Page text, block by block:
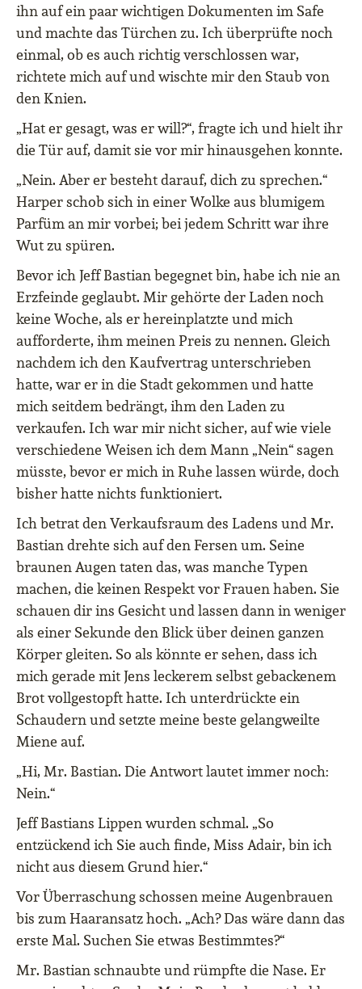
ihn auf ein paar wichtigen Dokumenten im Safe
und machte das Türchen zu. Ich überprüfte noch
einmal, ob es auch richtig verschlossen war,
richtete mich auf und wischte mir den Staub von
den Knien.
„Hat er gesagt, was er will?“, fragte ich und hielt ihr
die Tür auf, damit sie vor mir hinausgehen konnte.
„Nein. Aber er besteht darauf, dich zu sprechen.“
Harper schob sich in einer Wolke aus blumigem
Parfüm an mir vorbei; bei jedem Schritt war ihre
Wut zu spüren.
Bevor ich Jeff Bastian begegnet bin, habe ich nie an
Erzfeinde geglaubt. Mir gehörte der Laden noch
keine Woche, als er hereinplatzte und mich
aufforderte, ihm meinen Preis zu nennen. Gleich
nachdem ich den Kaufvertrag unterschrieben
hatte, war er in die Stadt gekommen und hatte
mich seitdem bedrängt, ihm den Laden zu
verkaufen. Ich war mir nicht sicher, auf wie viele
verschiedene Weisen ich dem Mann „Nein“ sagen
müsste, bevor er mich in Ruhe lassen würde, doch
bisher hatte nichts funktioniert.
Ich betrat den Verkaufsraum des Ladens und Mr.
Bastian drehte sich auf den Fersen um. Seine
braunen Augen taten das, was manche Typen
machen, die keinen Respekt vor Frauen haben. Sie
schauen dir ins Gesicht und lassen dann in weniger
als einer Sekunde den Blick über deinen ganzen
Körper gleiten. So als könnte er sehen, dass ich
mich gerade mit Jens leckerem selbst gebackenem
Brot vollgestopft hatte. Ich unterdrückte ein
Schaudern und setzte meine beste gelangweilte
Miene auf.
„Hi, Mr. Bastian. Die Antwort lautet immer noch:
Nein.“
Jeff Bastians Lippen wurden schmal. „So
entzückend ich Sie auch finde, Miss Adair, bin ich
nicht aus diesem Grund hier.“
Vor Überraschung schossen meine Augenbrauen
bis zum Haaransatz hoch. „Ach? Das wäre dann das
erste Mal. Suchen Sie etwas Bestimmtes?“
Mr. Bastian schnaubte und rümpfte die Nase. Er